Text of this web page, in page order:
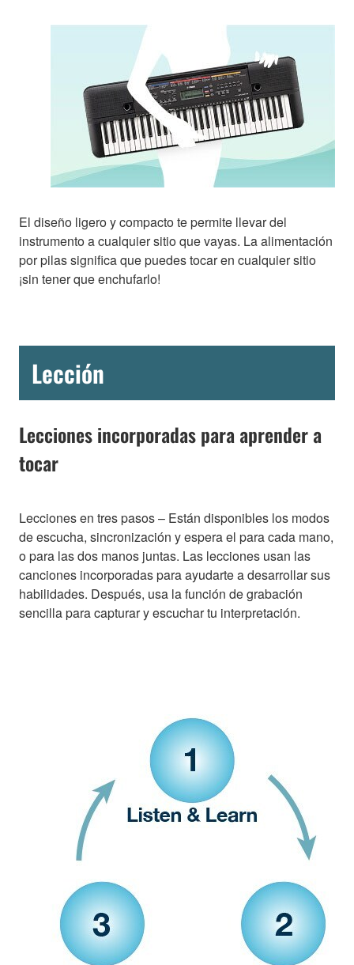
El diseño ligero y compacto te permite llevar del
instrumento a cualquier sitio que vayas. La alimentación
por pilas significa que puedes tocar en cualquier sitio
¡sin tener que enchufarlo!
Lección
Lecciones incorporadas para aprender a
tocar
Lecciones en tres pasos – Están disponibles los modos
de escucha, sincronización y espera el para cada mano,
o para las dos manos juntas. Las lecciones usan las
canciones incorporadas para ayudarte a desarrollar sus
habilidades. Después, usa la función de grabación
sencilla para capturar y escuchar tu interpretación.